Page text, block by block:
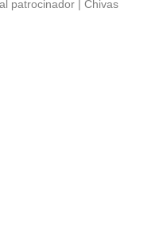
patrocinador Chivas